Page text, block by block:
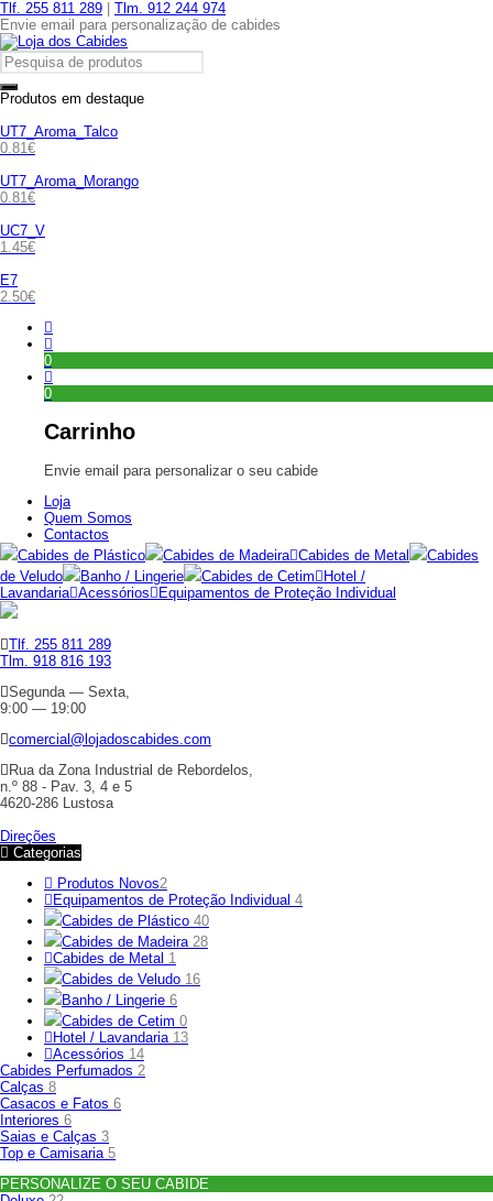
Tlf. 255 811 289
Tlm. 912 244 974
Envie email para personalização de cabides
Produtos em destaque
UT7_Aroma_Talco
0.81€
UT7_Aroma_Morango
0.81€
UC7_V
1.45€
E7
2.50€
0
0
Carrinho
Envie email para personalizar o seu cabide
Loja
Quem Somos
Contactos
Cabides de Plástico
Cabides de Madeira Cabides de Metal
Cabides
de Veludo
Banho / Lingerie Cabides de Cetim
Hotel /
Lavandaria Acessórios Equipamentos de Proteção Individual
Tlf. 255 811 289
Tlm. 918 816 193
Segunda — Sexta,
9:00 — 19:00
comercial@lojadoscabides.com
Rua da Zona Industrial de Rebordelos,
n.º 88 - Pav. 3, 4 e 5
4620-286 Lustosa
Direções
Categorias
Produtos Novos2
Equipamentos de Proteção Individual 4
Cabides de Plástico 40
Cabides de Madeira 28
Cabides de Metal 1
Cabides de Veludo 16
Banho / Lingerie 6
Cabides de Cetim 0
Hotel / Lavandaria 13
Acessórios 14
Cabides Perfumados 2
Calças 8
Casacos e Fatos 6
Interiores 6
Saias e Calças 3
Top e Camisaria 5
PERSONALIZE O SEU CABIDE